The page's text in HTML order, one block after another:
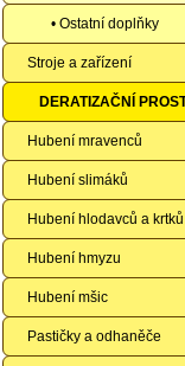
• Ostatní doplňky
Stroje a zařízení
DERATIZAČNÍ
Hubení mravenců
Hubení slimáků
Hubení hlodavců a krtků
Hubení hmyzu
Hubení mšic
Pastičky a odhaněče